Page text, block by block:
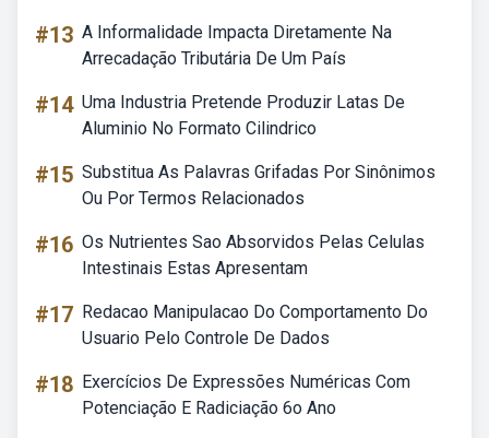
#13 A Informalidade Impacta Diretamente Na
Arrecadação Tributária De Um País
#14 Uma Industria Pretende Produzir Latas De
Aluminio No Formato Cilindrico
#15 Substitua As Palavras Grifadas Por Sinônimos
Ou Por Termos Relacionados
#16 Os Nutrientes Sao Absorvidos Pelas Celulas
Intestinais Estas Apresentam
#17 Redacao Manipulacao Do Comportamento Do
Usuario Pelo Controle De Dados
#18 Exercícios De Expressões Numéricas Com
Potenciação E Radiciação 6o Ano